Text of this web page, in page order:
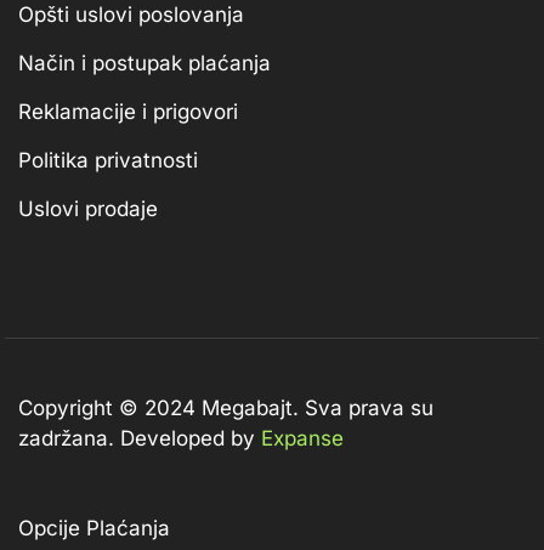
Opšti uslovi poslovanja
Način i postupak plaćanja
Reklamacije i prigovori
Politika privatnosti
Uslovi prodaje
Copyright © 2024 Megabajt. Sva prava su
zadržana. Developed by Expanse
Opcije Plaćanja